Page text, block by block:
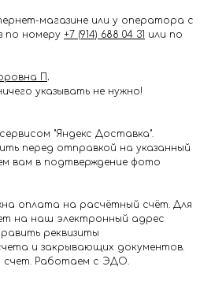
магазине или у оператора с
по номеру +7 (914) 688 04 31 или по
П .
указывать не нужно!
"Яндекс Доставка".
перед отправкой на указанный
вам в подтверждение фото
оплата на расчётный счёт. Для
на наш электронный адрес
реквизиты
и закрывающих документов.
счет. Работаем с ЭДО.